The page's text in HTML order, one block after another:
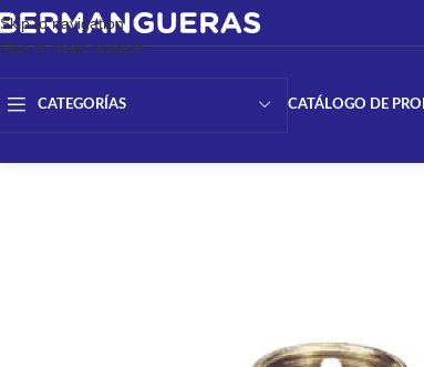
Skip to navigation
Skip to main content
CATEGORÍAS CATÁLOGO DE